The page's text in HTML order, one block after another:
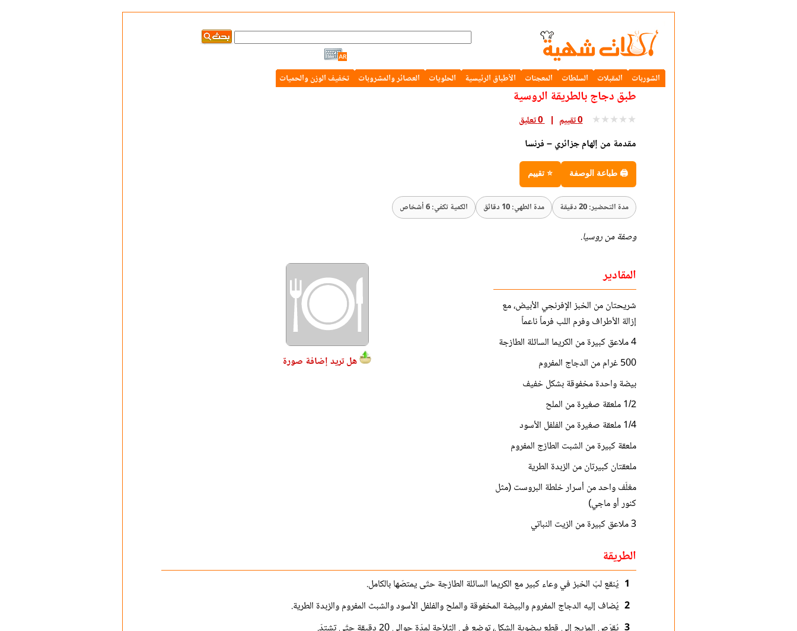
الشوربات المقبلات السلطات المعجنات الأطباق الرئيسية الحلويات العصائر والمشروبات تخفيف الوزن والحميات
طبق دجاج بالطريقة الروسية
★ ★ ★ ★ ★ 0 تقييم 0 تعليق
مقدمة من إلهام جزائري – فرنسا
🖨 طباعة الوصفة ⭐ تقييم
مدة التحضير: 20 دقيقة مدة الطهي: 10 دقائق الكمية تكفي: 6 أشخاص
وصفة من روسيا.
المقادير
شريحتان من الخبز الإفرنجي الأبيض، مع
إزالة الأطراف وفرم اللب فرماً ناعماً
4 ملاعق كبيرة من الكريما السائلة الطازجة
500 غرام من الدجاج المفروم
بيضة واحدة مخفوقة بشكل خفيف
1/2 ملعقة صغيرة من الملح
1/4 ملعقة صغيرة من الفلفل الأسود
ملعقة كبيرة من الشبت الطازج المفروم
ملعقتان كبيرتان من الزبدة الطرية
مغلّف واحد من أسرار خلطة البروست (مثل
كنور أو ماجي)
3 ملاعق كبيرة من الزيت النباتي
هل تريد إضافة صورة
الطريقة
1 يُنقع لبّ الخبز في وعاء كبير مع الكريما السائلة الطازجة حتّى يمتصّها بالكامل.
2 يُضاف إليه الدجاج المفروم والبيضة المخفوقة والملح والفلفل الأسود والشبث المفروم والزبدة الطرية.